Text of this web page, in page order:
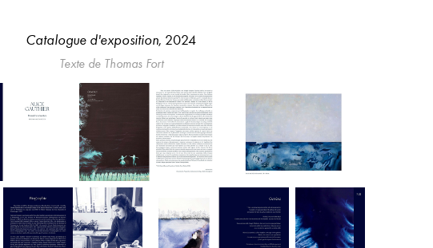
Catalogue d'exposition, 2024
Texte de Thomas Fort